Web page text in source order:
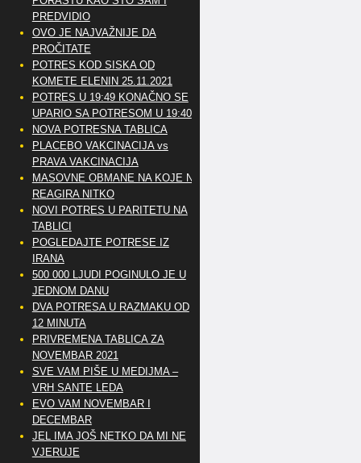
PREDVIDIO
OVO JE NAJVAŽNIJE DA
PROČITATE
POTRES KOD SISKA OD
KOMETE ELENIN 25.11.2021
POTRES U 19:49 KONAČNO SE
UPARIO SA POTRESOM U 19:40
NOVA POTRESNA TABLICA
PLACEBO VAKCINACIJA vs
PRAVA VAKCINACIJA
MASOVNE OBMANE NA KOJE NE
REAGIRA NITKO
NOVI POTRES U PARITETU NA
TABLICI
POGLEDAJTE POTRESE IZ
IRANA
500 000 LJUDI POGINULO JE U
JEDNOM DANU
DVA POTRESA U RAZMAKU OD
12 MINUTA
PRIVREMENA TABLICA ZA
NOVEMBAR 2021
SVE VAM PIŠE U MEDIJMA –
VRH SANTE LEDA
EVO VAM NOVEMBAR I
DECEMBAR
JEL IMA JOŠ NETKO DA MI NE
VJERUJE